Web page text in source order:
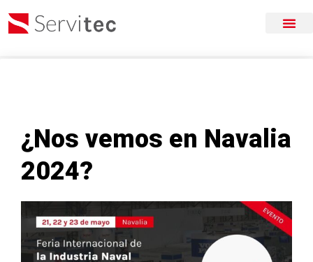
¿Nos vemos en Navalia
2024?